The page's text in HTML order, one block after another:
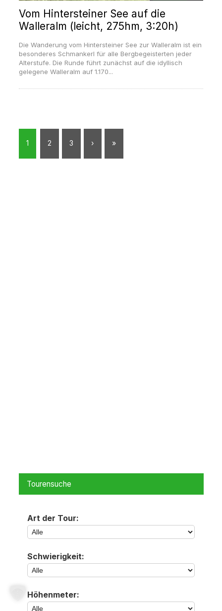
Vom Hintersteiner See auf die
Walleralm (leicht, 275hm, 3:20h)
Die Wanderung vom Hintersteiner See zur Walleralm ist ein
besonderes Schmankerl für alle Bergbegeisterten jeder
Alterstufe. Die Runde führt zunächst auf die idyllisch
gelegene Walleralm auf 1.170...
1 2 3 › »
Tourensuche
Art der Tour:
Schwierigkeit:
Höhenmeter: